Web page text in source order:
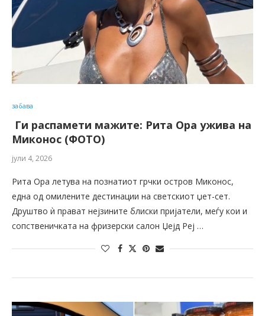
забава
Ги распамети мажите: Рита Ора ужива на
Миконос (ФОТО)
јули 4, 2026
Рита Ора летува на познатиот грчки остров Миконос,
една од омилените дестинации на светскиот џет-сет.
Друштво ѝ прават нејзините блиски пријатели, меѓу кои и
сопственичката на фризерски салон Џејд Реј …